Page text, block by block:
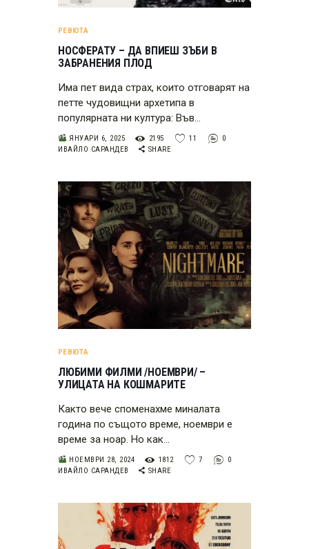
РЕВЮТА
НОСФЕРАТУ – ДА ВПИЕШ ЗЪБИ В
ЗАБРАНЕНИЯ ПЛОД
Има пет вида страх, които отговарят на
петте чудовищни архетипа в
популярната ни култура: Във…
ЯНУАРИ 6, 2025 2195 11
0
ИВАЙЛО САРАНДЕВ
SHARE
РЕВЮТА
ЛЮБИМИ ФИЛМИ /НОЕМВРИ/ –
УЛИЦАТА НА КОШМАРИТЕ
Както вече споменахме миналата
година по същото време, ноември е
време за ноар. Но как…
НОЕМВРИ 28, 2024 1812 7
0
ИВАЙЛО САРАНДЕВ
SHARE